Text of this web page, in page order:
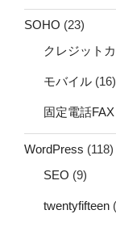
SOHO (23)
クレジット
モバイル (16)
固定電話FAX
WordPress (118)
SEO (9)
twentyfifteen